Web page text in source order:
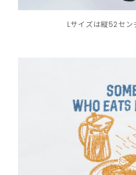
Lサイズは縦52セン